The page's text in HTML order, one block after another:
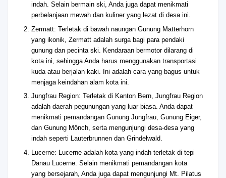
indah. Selain bermain ski, Anda juga dapat menikmati
perbelanjaan mewah dan kuliner yang lezat di desa ini.
Zermatt: Terletak di bawah naungan Gunung Matterhorn
yang ikonik, Zermatt adalah surga bagi para pendaki
gunung dan pecinta ski. Kendaraan bermotor dilarang di
kota ini, sehingga Anda harus menggunakan transportasi
kuda atau berjalan kaki. Ini adalah cara yang bagus untuk
menjaga keindahan alam kota ini.
Jungfrau Region: Terletak di Kanton Bern, Jungfrau Region
adalah daerah pegunungan yang luar biasa. Anda dapat
menikmati pemandangan Gunung Jungfrau, Gunung Eiger,
dan Gunung Mönch, serta mengunjungi desa-desa yang
indah seperti Lauterbrunnen dan Grindelwald.
Lucerne: Lucerne adalah kota yang indah terletak di tepi
Danau Lucerne. Selain menikmati pemandangan kota
yang bersejarah, Anda juga dapat mengunjungi Mt. Pilatus